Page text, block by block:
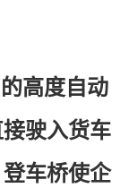
高度自动
驶入货车
车桥使企